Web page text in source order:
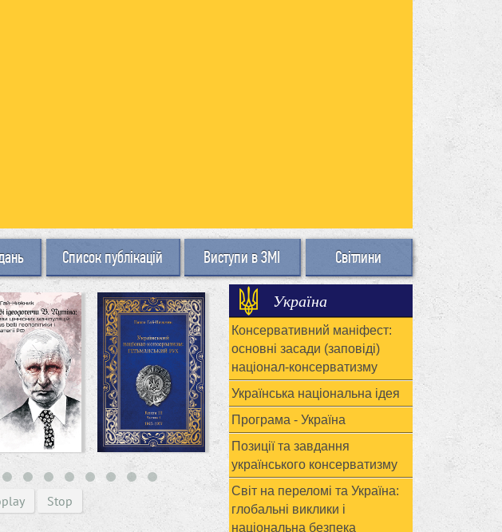
Список публікацій Виступи в ЗМІ Світлини
Stop
Україна
Консервативний маніфест:
основні засади (заповіді)
націонал-консерватизму
Українська національна ідея
Програма - Україна
Позиції та завдання
українського консерватизму
Світ на переломі та Україна:
глобальні виклики і
національна безпека